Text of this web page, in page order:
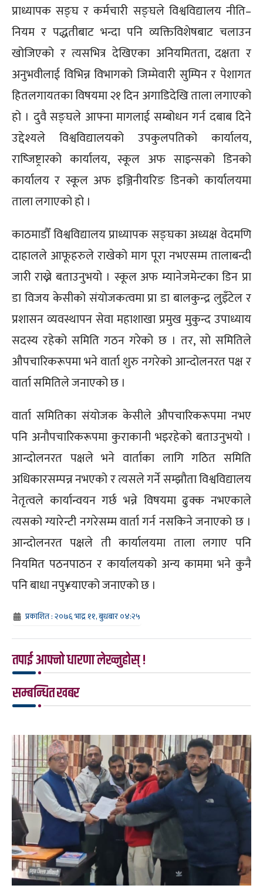
प्राध्यापक सङ्घ र कर्मचारी सङ्घले विश्वविद्यालय नीति–
नियम र पद्धतीबाट भन्दा पनि व्यक्तिविशेषबाट चलाउन
खोजिएको र त्यसभित्र देखिएका अनियमितता, दक्षता र
अनुभवीलाई विभिन्न विभागको जिम्मेवारी सुम्पिन र पेशागत
हितलगायतका विषयमा २१ दिन अगाडिदेखि ताला लगाएको
हो । दुवै सङ्घले आफ्ना मागलाई सम्बोधन गर्न दबाब दिने
उद्देश्यले विश्वविद्यालयको उपकुलपतिको कार्यालय,
राष्जिष्ट्रारको कार्यालय, स्कूल अफ साइन्सको डिनको
कार्यालय र स्कूल अफ इञ्जिनीयरिङ डिनको कार्यालयमा
ताला लगाएको हो ।
काठमाडौँ विश्वविद्यालय प्राध्यापक सङ्घका अध्यक्ष वेदमणि
दाहालले आफूहरुले राखेको माग पूरा नभएसम्म तालाबन्दी
जारी राख्ने बताउनुभयो । स्कूल अफ म्यानेजमेन्टका डिन प्रा
डा विजय केसीको संयोजकत्वमा प्रा डा बालकुन्द्र लुइँटेल र
प्रशासन व्यवस्थापन सेवा महाशाखा प्रमुख मुकुन्द उपाध्याय
सदस्य रहेको समिति गठन गरेको छ । तर, सो समितिले
औपचारिकरूपमा भने वार्ता शुरु नगरेको आन्दोलनरत पक्ष र
वार्ता समितिले जनाएको छ ।
वार्ता समितिका संयोजक केसीले औपचारिकरूपमा नभए
पनि अनौपचारिकरूपमा कुराकानी भइरहेको बताउनुभयो ।
आन्दोलनरत पक्षले भने वार्ताका लागि गठित समिति
अधिकारसम्पन्न नभएको र त्यसले गर्ने सम्झौता विश्वविद्यालय
नेतृत्वले कार्यान्वयन गर्छ भन्ने विषयमा ढुक्क नभएकाले
त्यसको ग्यारेन्टी नगरेसम्म वार्ता गर्न नसकिने जनाएको छ ।
आन्दोलनरत पक्षले ती कार्यालयमा ताला लगाए पनि
नियमित पठनपाठन र कार्यालयको अन्य काममा भने कुनै
पनि बाधा नपु¥याएको जनाएको छ ।
प्रकाशित : २०७६ भाद्र ११, बुधबार ०४:२५
तपाई आफ्नो धारणा लेख्नुहोस् !
सम्बन्धित खबर